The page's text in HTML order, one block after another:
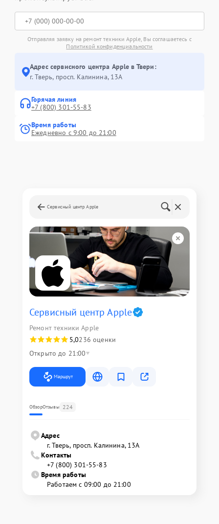
Отправляя заявку на ремонт техники Apple, Вы соглашаетесь с
Политикой конфиденциальности
Адрес сервисного центра Apple в Твери:
г. Тверь, просп. Калинина, 13А
Горячая линия
+7 (800) 301-55-83
Время работы
Ежедневно с 9:00 до 21:00
Сервисный центр Apple
Сервисный центр Apple
Ремонт техники Apple
5,0236 оценки
Открыто до 21:00
Маршрут
ОбзорОтзывы 224
Адрес
г. Тверь, просп. Калинина, 13А
Контакты
+7 (800) 301-55-83
Время работы
Работаем с 09:00 до 21:00